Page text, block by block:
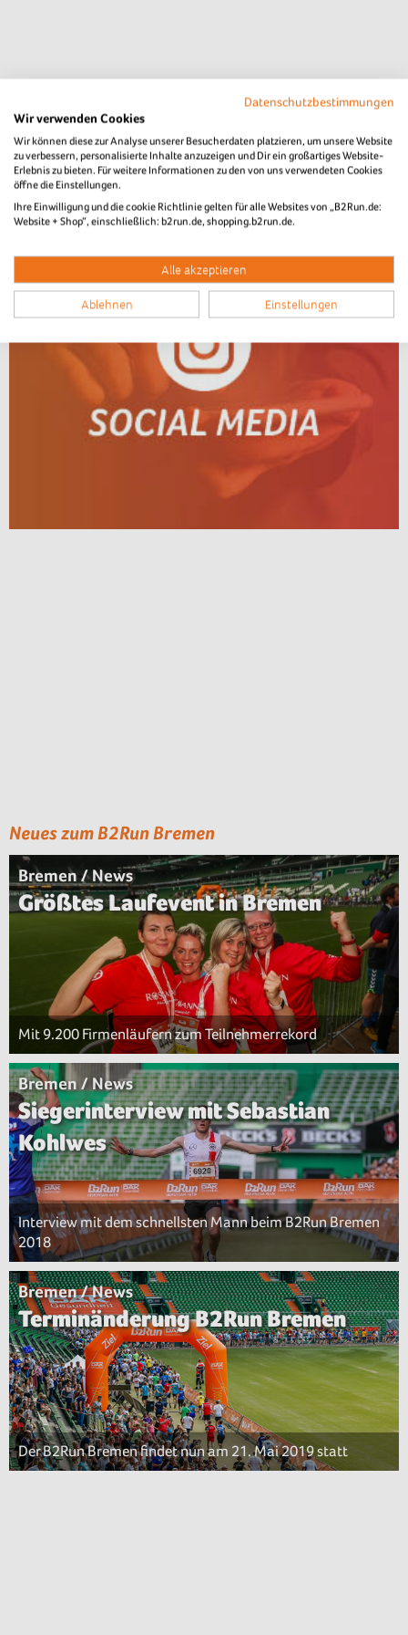
Neues zum B2Run Bremen
Bremen / News
Größtes Laufevent in Bremen
Mit 9.200 Firmenläufern zum Teilnehmerrekord
Bremen / News
Siegerinterview mit Sebastian
Kohlwes
Interview mit dem schnellsten Mann beim B2Run Bremen
2018
Bremen / News
Terminänderung B2Run Bremen
Der B2Run Bremen findet nun am 21. Mai 2019 statt
Datenschutzbestimmungen
Wir verwenden Cookies
Wir können diese zur Analyse unserer Besucherdaten platzieren, um unsere Website
zu verbessern, personalisierte Inhalte anzuzeigen und Dir ein großartiges Website-
Erlebnis zu bieten. Für weitere Informationen zu den von uns verwendeten Cookies
öffne die Einstellungen.
Ihre Einwilligung und die cookie Richtlinie gelten für alle Websites von „B2Run.de:
Website + Shop“, einschließlich: b2run.de, shopping.b2run.de.
Alle akzeptieren
Ablehnen Einstellungen